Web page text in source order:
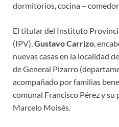
dormitorios, cocina –
El titular del Instituto
(IPV),Gustavo Carrizo,
nuevas casas en la localidad
de General Pizarro
acompañado por familias
comunal Francisco Pérez y
Marcelo Moisés.